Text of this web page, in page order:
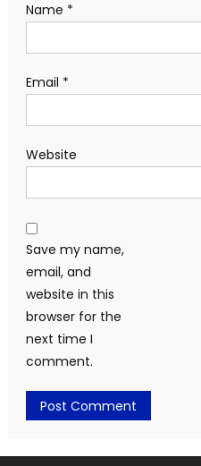
Name *
Email *
Website
Save my name,
email, and
website in this
browser for the
next time I
comment.